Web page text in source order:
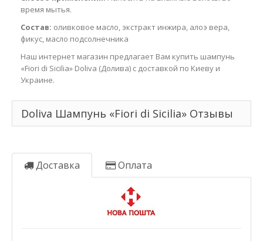
время мытья.
Состав: оливковое масло, экстракт инжира, алоэ вера,
фикус, масло подсолнечника
Наш интернет магазин предлагает Вам купить шампунь
«Fiori di Sicilia» Doliva (Долива) с доставкой по Киеву и
Украине.
Doliva Шампунь «Fiori di Sicilia» Отзывы
Доставка Оплата